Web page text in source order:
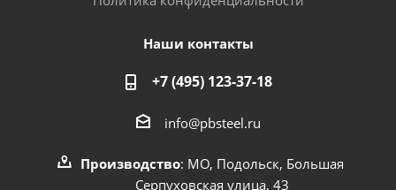
Наши контакты
+7 (495) 123-37-18
info@pbsteel.ru
Производство: МО, Подольск, Большая
Серпуховская улица, 43